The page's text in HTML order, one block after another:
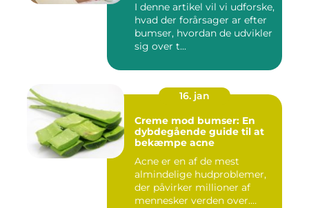
selvtillid og trivsel
I denne artikel vil vi udforske,
hvad der forårsager ar efter
bumser, hvordan de udvikler
sig over t...
16. jan
Creme mod bumser: En
dybdegående guide til at
bekæmpe acne
Acne er en af de mest
almindelige hudproblemer,
der påvirker millioner af
mennesker verden over.